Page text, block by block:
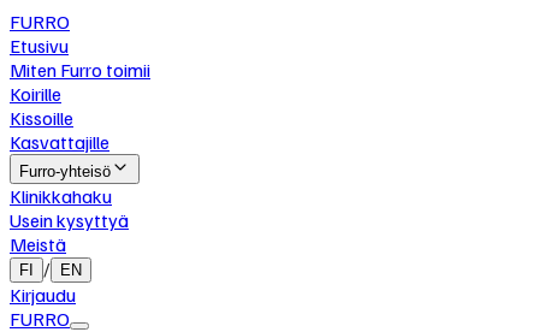
FURRO
Etusivu
Miten Furro toimii
Koirille
Kissoille
Kasvattajille
Furro-yhteisö
Klinikkahaku
Usein kysyttyä
Meistä
FI / EN
Kirjaudu
FURRO